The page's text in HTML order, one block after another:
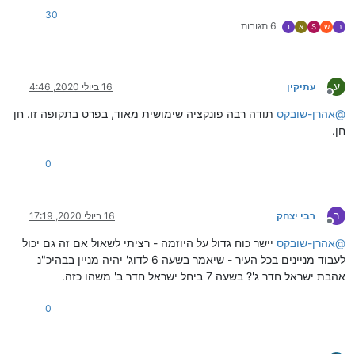
ר ש S א נ 6 תגובות
30
ע
מנותק
עתיקין 16 ביולי 2020, 4:46
@אהרן-שובקס תודה רבה פונקציה שימושית מאוד, בפרט בתקופה זו. חן
חן.
0
ר
מנותק
רבי יצחק 16 ביולי 2020, 17:19
@אהרן-שובקס יישר כוח גדול על היוזמה - רציתי לשאול אם זה גם יכול
לעבוד מניינים בכל העיר - שיאמר בשעה 6 לדוג' יהיה מניין בבהיכ"נ
אהבת ישראל חדר ג'? בשעה 7 ביחל ישראל חדר ב' משהו כזה.
0